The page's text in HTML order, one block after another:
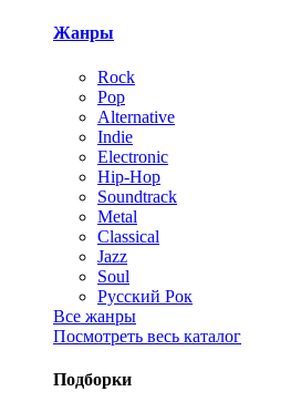
Жанры
Rock
Pop
Alternative
Indie
Electronic
Hip-Hop
Soundtrack
Metal
Classical
Jazz
Soul
Русский Рок
Все жанры
Посмотреть весь каталог
Подборки